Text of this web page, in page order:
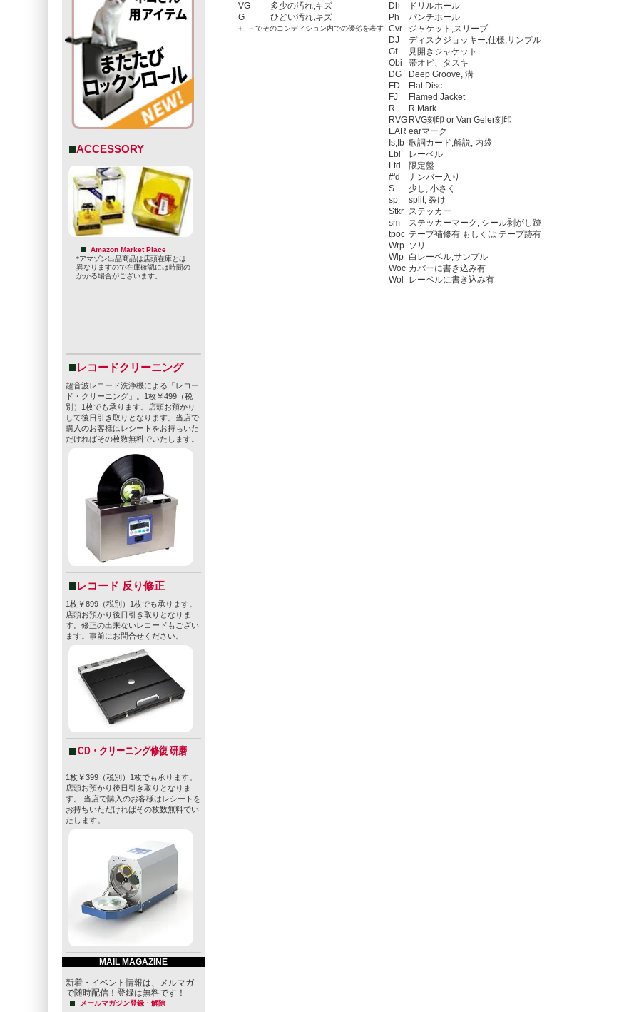
ACCESSORY
Amazon Market Place
*アマゾン出品商品は店頭在庫とは
異なりますので在庫確認には時間の
かかる場合がございます。
レコードクリーニング
超音波レコード洗浄機による「レコー
ド・クリーニング」。1枚￥499（税
別）1枚でも承ります。店頭お預かり
して後日引き取りとなります。当店で
購入のお客様はレシートをお持ちいた
だければその枚数無料でいたします。
レコード 反り修正
1枚￥899（税別）1枚でも承ります。
店頭お預かり後日引き取りとなりま
す。修正の出来ないレコードもござい
ます。事前にお問合せください。
CD・クリーニング修復 研磨
1枚￥399（税別）1枚でも承ります。
店頭お預かり後日引き取りとなりま
す。 当店で購入のお客様はレシートを
お持ちいただければその枚数無料でい
たします。
MAIL MAGAZINE
新着・イベント情報は、メルマガ
で随時配信！登録は無料です！
メールマガジン登録・解除
VG
多少の汚れ,キズ
G
ひどい汚れ,キズ
＋, －でそのコンディション内での優劣を表す
Dh
ドリルホール
Ph
パンチホール
Cvr
ジャケット,スリーブ
DJ
ディスクジョッキー,仕様,サンプル
Gf
見開きジャケット
Obi
帯オビ、タスキ
DG
Deep Groove, 溝
FD
Flat Disc
FJ
Flamed Jacket
R
R Mark
RVG RVG刻印 or Van Geler刻印
EAR earマーク
Is,Ib 歌詞カード,解説, 内袋
Lbl
レーベル
Ltd.
限定盤
#'d
ナンバー入り
S
少し, 小さく
sp
split, 裂け
Stkr ステッカー
sm
ステッカーマーク, シール剥がし跡
tpoc テープ補修有 もしくは テープ跡有
Wrp ソリ
Wlp 白レーベル,サンプル
Woc カバーに書き込み有
Wol
レーベルに書き込み有